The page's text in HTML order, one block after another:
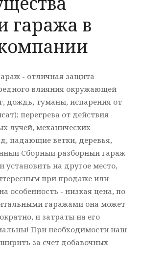
гаража в
- отличная защита
влияния окружающей
дождь, туманы, испарения от
перегрева от действия
лучей, механических
падающие ветки, деревья,
Сборный разборный гараж
установить на другое место,
при продаже или
особенность - низкая цена, по
гаражами она может
и затраты на его
При необходимости наш
за счет добавочных